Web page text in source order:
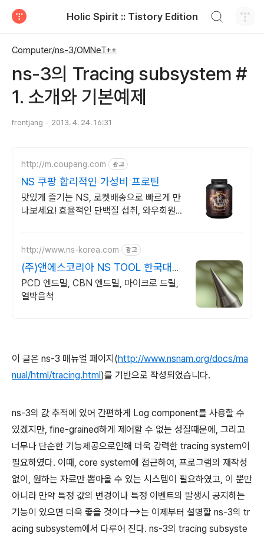
Holic Spirit :: Tistory Edition
Computer/ns-3/OMNeT++
ns-3의 Tracing subsystem #
1. 소개와 기본예제
frontjang 2013. 4. 24. 16:31
http://m.coupang.com 광고
NS 쿠팡 합리적인 가성비 프로틴
맛있게 즐기는 NS, 로켓배송으로 빠르게 만
나보세요! 효율적인 단백질 섭취, 와우회원
http://www.ns-korea.com 광고
(주)앤에스코리아 NS TOOL 한국대리
점
PCD 엔드밀, CBN 엔드밀, 마이크로 드릴,
열박음척
이 글은 ns-3 매뉴얼 페이지(http://www.nsnam.org/docs/ma
nual/html/tracing.html)를 기반으로 작성되었습니다.
ns-3의 값 추적에 있어 간편하게 Log component를 사용할 수
있겠지만, fine-grained하게 제어할 수 없는 성질때문에, 그리고
너무나 단순한 기능제공으로인해 더욱 강력한 tracing system이
필요하였다. 이때, core system에 접근하여, 프로그램의 재작성
없이, 원하는 자료만 뽑아올 수 있는 시스템이 필요하였고, 이 뿐만
아니라 만약 특정 값의 변경이나 특정 이벤트의 발생시 공지하는
기능이 있으면 더욱 좋을 것이다-->는 이제부터 설명할 ns-3의 tr
acing subsystem에서 다루어 진다. ns-3의 tracing subsyste